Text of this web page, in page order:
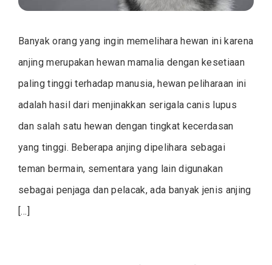
Banyak orang yang ingin memelihara hewan ini karena
anjing merupakan hewan mamalia dengan kesetiaan
paling tinggi terhadap manusia, hewan peliharaan ini
adalah hasil dari menjinakkan serigala canis lupus
dan salah satu hewan dengan tingkat kecerdasan
yang tinggi. Beberapa anjing dipelihara sebagai
teman bermain, sementara yang lain digunakan
sebagai penjaga dan pelacak, ada banyak jenis anjing
[…]